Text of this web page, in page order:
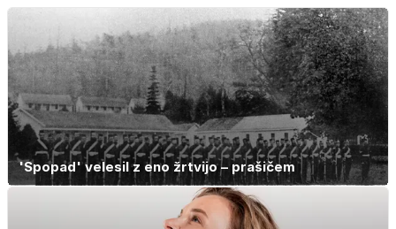
'Spopad' velesil z eno žrtvijo – prašičem